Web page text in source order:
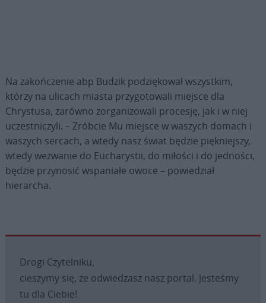
Na zakończenie abp Budzik podziękował wszystkim,
którzy na ulicach miasta przygotowali miejsce dla
Chrystusa, zarówno zorganizowali procesję, jak i w niej
uczestniczyli. – Zróbcie Mu miejsce w waszych domach i
waszych sercach, a wtedy nasz świat będzie piękniejszy,
wtedy wezwanie do Eucharystii, do miłości i do jedności,
będzie przynosić wspaniałe owoce – powiedział
hierarcha.
Drogi Czytelniku,
cieszymy się, że odwiedzasz nasz portal. Jesteśmy
tu dla Ciebie!